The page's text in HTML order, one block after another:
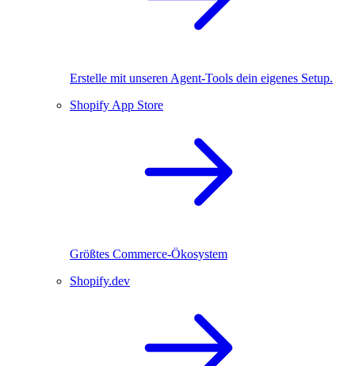
Erstelle mit unseren Agent-Tools dein eigenes Setup.
Shopify App Store
Größtes Commerce-Ökosystem
Shopify.dev